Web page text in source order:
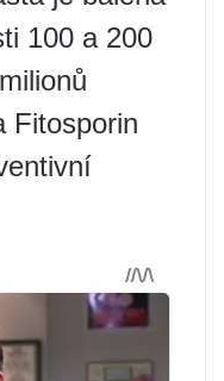
100 a 200
Fitosporin